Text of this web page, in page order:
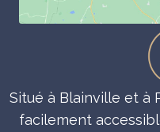
Situé à Blainville et à
facilement